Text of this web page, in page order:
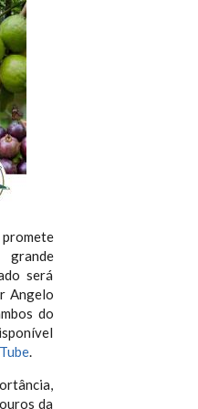
grande
será
Angelo
do
.
da